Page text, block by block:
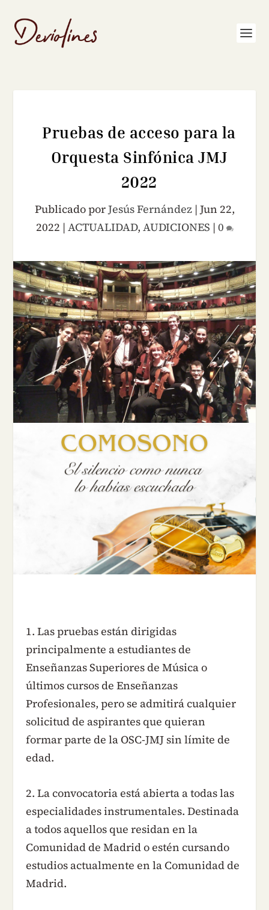
Pruebas de acceso para la
Orquesta Sinfónica JMJ
2022
Publicado porJesús Fernández| Jun 22,
2022 | ACTUALIDAD, AUDICIONES | 0
1. Las pruebas están dirigidas
principalmente a estudiantes de
Enseñanzas Superiores de Música o
últimos cursos de Enseñanzas
Profesionales, pero se admitirá cualquier
solicitud de aspirantes que quieran
formar parte de la OSC-JMJ sin límite de
edad.
2. La convocatoria está abierta a todas las
especialidades instrumentales. Destinada
a todos aquellos que residan en la
Comunidad de Madrid o estén cursando
estudios actualmente en la Comunidad de
Madrid.